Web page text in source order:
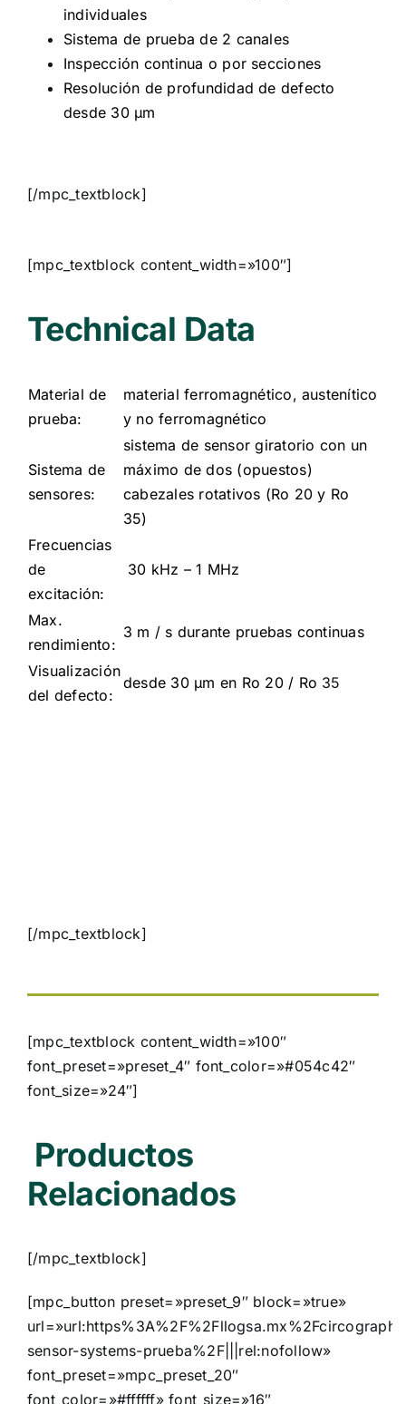
individuales
Sistema de prueba de 2 canales
Inspección continua o por secciones
Resolución de profundidad de defecto
desde 30 μm
[/mpc_textblock]
[mpc_textblock content_width=»100″]
Technical Data
Material de
prueba:
material ferromagnético, austenítico
y no ferromagnético
Sistema de
sensores:
sistema de sensor giratorio con un
máximo de dos (opuestos)
cabezales rotativos (Ro 20 y Ro
35)
Frecuencias
de
excitación:
30 kHz – 1 MHz
Max.
rendimiento:
3 m / s durante pruebas continuas
Visualización
del defecto:
desde 30 μm en Ro 20 / Ro 35
[/mpc_textblock]
[mpc_textblock content_width=»100″
font_preset=»preset_4″ font_color=»#054c42″
font_size=»24″]
Productos
Relacionados
[/mpc_textblock]
[mpc_button preset=»preset_9″ block=»true»
url=»url:https%3A%2F%2Fllogsa.mx%2Fcircograph-
sensor-systems-prueba%2F|||rel:nofollow»
font_preset=»mpc_preset_20″
font_color=»#ffffff» font_size=»16″